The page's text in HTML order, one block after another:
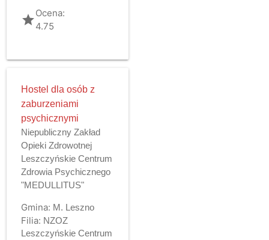
gradeOcena:
4.75
Hostel dla osób z
zaburzeniami
psychicznymi
Niepubliczny Zakład
Opieki Zdrowotnej
Leszczyńskie Centrum
Zdrowia Psychicznego
"MEDULLITUS"
Gmina: M. Leszno
Filia: NZOZ
Leszczyńskie Centrum